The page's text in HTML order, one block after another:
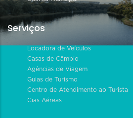
Serviços
Locadora de Veículos
Casas de Câmbio
Agências de Viagem
Guias de Turismo
Centro de Atendimento ao Turista
Cias Aéreas